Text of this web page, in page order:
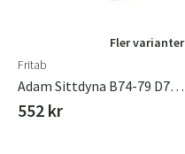
Fler varianter
Fritab
Adam Sittdyna B74-79 D74-79 Cm Grå
552 kr